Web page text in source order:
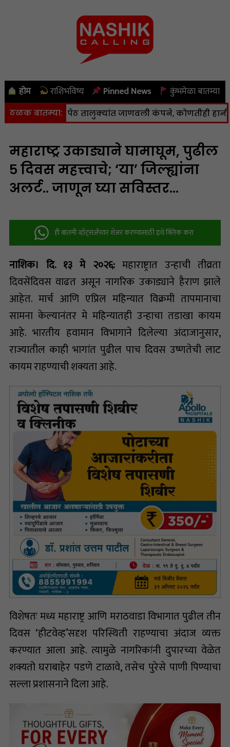
होम राशिभविष्य Pinned News कुंभमेळा बातम्या
ठळक बातम्या:
आणि पेठ तालुक्यांत जाणवली कंपने, कोणतीही हानी नाही
महाराष्ट्र उकाड्याने घामाघूम, पुढील
५ दिवस महत्त्वाचे; ‘या’ जिल्ह्यांना
अलर्ट.. जाणून घ्या सविस्तर…
ही बातमी व्हॉट्सअ‍ॅपवर शेअर करण्यासाठी इथे क्लिक करा
नाशिक। दि. १३ मे २०२६:महाराष्ट्रात उन्हाची तीव्रता
दिवसेंदिवस वाढत असून नागरिक उकाड्याने हैराण झाले
आहेत. मार्च आणि एप्रिल महिन्यात विक्रमी तापमानाचा
सामना केल्यानंतर मे महिन्यातही उन्हाचा तडाखा कायम
आहे. भारतीय हवामान विभागाने दिलेल्या अंदाजानुसार,
राज्यातील काही भागांत पुढील पाच दिवस उष्णतेची लाट
कायम राहण्याची शक्यता आहे.
विशेषतः मध्य महाराष्ट्र आणि मराठवाडा विभागात पुढील तीन
दिवस ‘हीटवेव्ह’सदृश परिस्थिती राहण्याचा अंदाज व्यक्त
करण्यात आला आहे. त्यामुळे नागरिकांनी दुपारच्या वेळेत
शक्यतो घराबाहेर पडणे टाळावे, तसेच पुरेसे पाणी पिण्याचा
सल्ला प्रशासनाने दिला आहे.